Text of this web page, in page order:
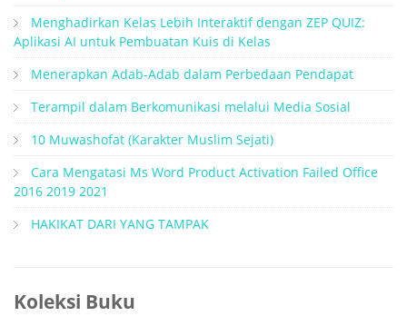
Menghadirkan Kelas Lebih Interaktif dengan ZEP QUIZ:
Aplikasi AI untuk Pembuatan Kuis di Kelas
Menerapkan Adab-Adab dalam Perbedaan Pendapat
Terampil dalam Berkomunikasi melalui Media Sosial
10 Muwashofat (Karakter Muslim Sejati)
Cara Mengatasi Ms Word Product Activation Failed Office
2016 2019 2021
HAKIKAT DARI YANG TAMPAK
Koleksi Buku